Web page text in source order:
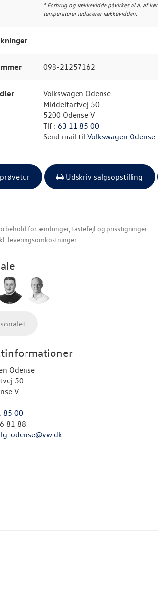
* Forbrug og rækkevidde påvirkes bl.a. af
temperaturer reducerer rækkevidden.
098-21257162
Volkswagen Odense
Middelfartvej 50
5200 Odense V
Tlf.: 63 11 85 00
Send mail til Volkswagen Odense
Udskriv salgsopstilling
for ændringer, tastefejl og prisstigninger.
leveringsomkostninger.
Odense
50
V
85 00
81 88
odense@vw.dk